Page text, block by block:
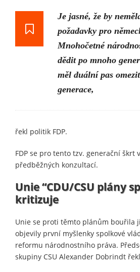
Je jasné, že by
požadavky pro
Mnohočetné
dědit po mnoho
měl duální pas
generace,
řekl politik FDP.
FDP se pro tento tzv. generační škrt
předběžných konzultací.
Unie “CDU/CSU plány
kritizuje
Unie se proti těmto plánům bouřila
objevily první myšlenky spolkové
reformu národnostního práva.
skupiny CSU Alexander Dobrindt